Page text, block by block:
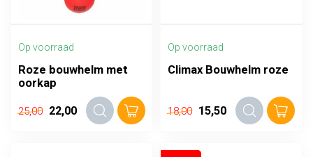
Op voorraad
Roze bouwhelm met
oorkap
25,00 22,00
Op voorraad
Climax Bouwhelm roze
18,00 15,50